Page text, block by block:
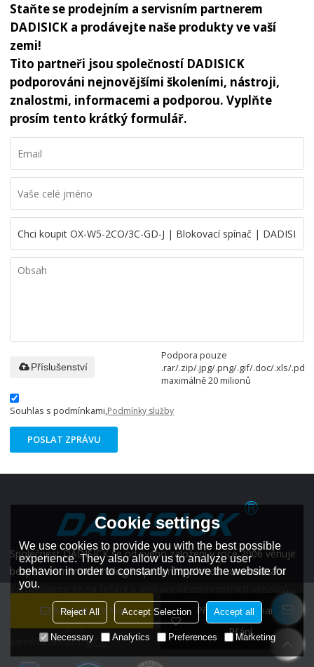
Kontaktujte Nás
Přidat Do Seznamu
Přání
Staňte se prodejním a servisním partnerem
DADISICK a prodávejte naše produkty ve vaší
zemi!
Tito partneři jsou společností DADISICK
podporováni nejnovějšími školeními, nástroji,
znalostmi, informacemi a podporou. Vyplňte
prosím tento krátký formulář.
Podpora pouze
.rar/.zip/.jpg/.png/.gif/.doc/.xls/.pdf,
maximálně 20 milionů
Příslušenství
Souhlas s podmínkami,Podmínky služby
POSLAT ZPRÁVU
Společnost DADISICK se od svého založení v roce 2006 věnuje
bezpečnostním technologiím pro průmyslovou automatizaci.
Zaměřujeme se na řešení a aplikace bezpečnostních senzorů
pro ochranu bezpečnosti personálu a strojů a prevenci možných
nehod. Poskytujeme pomoc, hodnotu a klid majitelům firem a
zaměstnancům.VÍCE
Cookie settings
We use cookies to provide you with the best possible
experience. They also allow us to analyze user
behavior in order to constantly improve the website for
you.
Reject All Accept Selection Accept all
Necessary Analytics Preferences Marketing